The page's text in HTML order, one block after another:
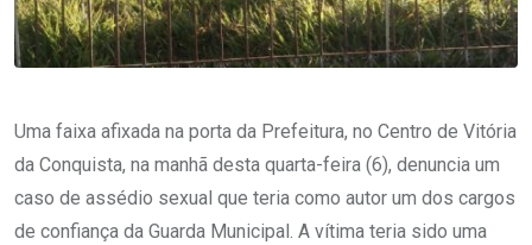
Uma faixa afixada na porta da Prefeitura, no Centro de Vitória
da Conquista, na manhã desta quarta-feira (6), denuncia um
caso de assédio sexual que teria como autor um dos cargos
de confiança da Guarda Municipal. A vítima teria sido uma